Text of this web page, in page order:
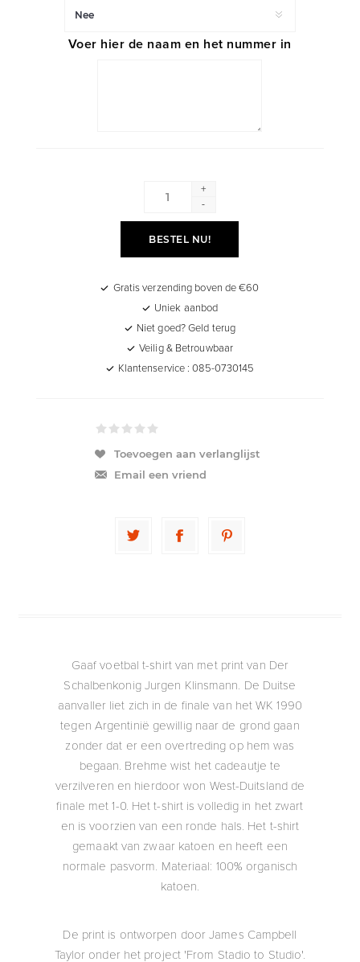
Voer hier de naam en het nummer in
+
-
BESTEL NU!
Gratis verzending boven de €60
Uniek aanbod
Niet goed? Geld terug
Veilig & Betrouwbaar
Klantenservice : 085-0730145
Toevoegen aan verlanglijst
Email een vriend
Gaaf voetbal t-shirt van met print van Der
Schalbenkonig Jurgen Klinsmann. De Duitse
aanvaller liet zich in de finale van het WK 1990
tegen Argentinië gewillig naar de grond gaan
zonder dat er een overtreding op hem was
begaan. Brehme wist het cadeautje te
verzilveren en hierdoor won West-Duitsland de
finale met 1-0. Het t-shirt is volledig in het zwart
en is voorzien van een ronde hals. Het t-shirt
gemaakt van zwaar katoen en heeft een
normale pasvorm. Materiaal: 100% organisch
katoen.
De print is ontworpen door James Campbell
Taylor onder het project 'From Stadio to Studio'.